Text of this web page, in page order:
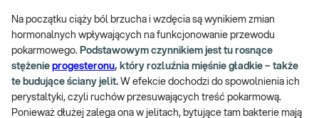
Na początku ciąży ból brzucha i wzdęcia są wynikiem zmian
hormonalnych wpływających na funkcjonowanie przewodu
pokarmowego. Podstawowym czynnikiem jest tu rosnące
stężenie progesteronu, który rozluźnia mięśnie gładkie – także
te budujące ściany jelit. W efekcie dochodzi do spowolnienia ich
perystaltyki, czyli ruchów przesuwających treść pokarmową.
Ponieważ dłużej zalega ona w jelitach, bytujące tam bakterie mają